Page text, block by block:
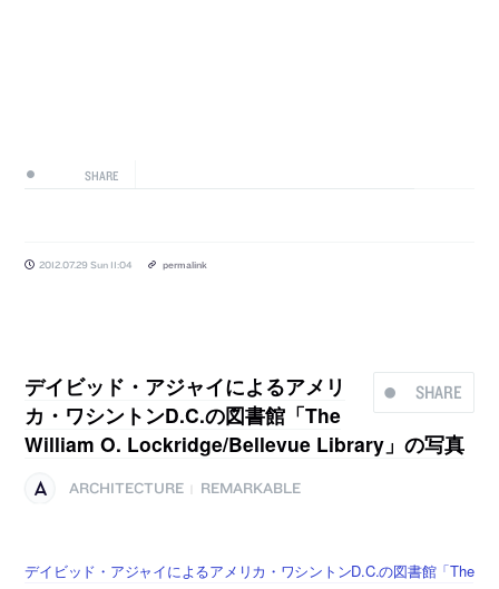
SHARE
2012.07.29 Sun 11:04 permalink
SHARE
デイビッド・アジャイによるアメリ
カ・ワシントンD.C.の図書館「The
William O. Lockridge/Bellevue Library」の写真
ARCHITECTURE REMARKABLE
デイビッド・アジャイによるアメリカ・ワシントンD.C.の図書館「The